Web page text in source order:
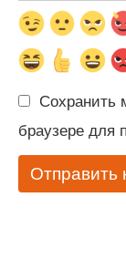
Сохранить
браузере для